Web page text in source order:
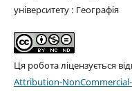
університету : Географія
Ця робота ліцензується
Attribution-